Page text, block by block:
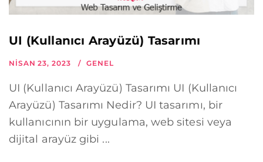
UI (Kullanıcı Arayüzü) Tasarımı
NISAN 23, 2023 GENEL
UI (Kullanıcı Arayüzü) Tasarımı UI (Kullanıcı
Arayüzü) Tasarımı Nedir? UI tasarımı, bir
kullanıcının bir uygulama, web sitesi veya
dijital arayüz gibi ...